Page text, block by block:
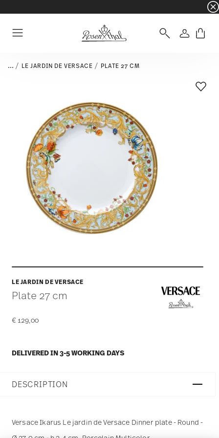
☀️ Summer SALE – Save even more: an
Login
... LE JARDIN DE VERSACE PLATE 27 CM
LE JARDIN DE VERSACE
Plate 27 cm
€ 129,00
DELIVERED IN 3-5 WORKING DAYS
Add
DESCRIPTION
Versace Ikarus Le jardin de Versace Dinner plate - Round -